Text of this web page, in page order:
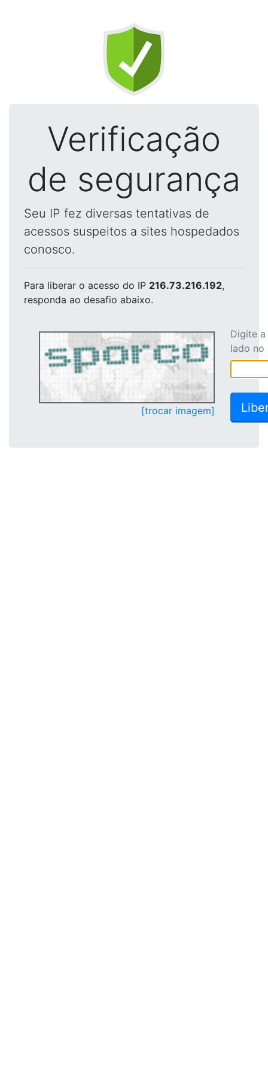
Verificação
de segurança
Seu IP fez diversas tentativas de
acessos suspeitos a sites hospedados
conosco.
Para liberar o acesso do IP 216.73.216.192,
responda ao desafio abaixo.
[trocar imagem]
Digite
lado no